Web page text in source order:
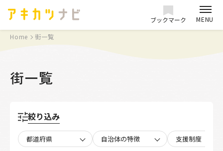
ブックマーク MENU
Home 街一覧
街一覧
絞り込み
都道府県 自治体の特徴 支援制度